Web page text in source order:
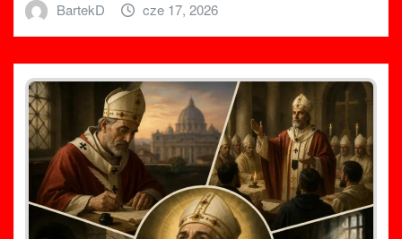
BartekD cze 17, 2026